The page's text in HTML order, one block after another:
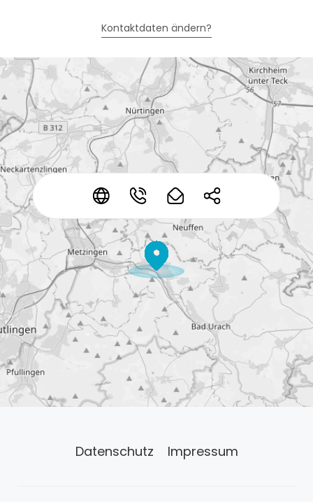
* * * *
Kontaktdaten ändern?
Datenschutz Impressum